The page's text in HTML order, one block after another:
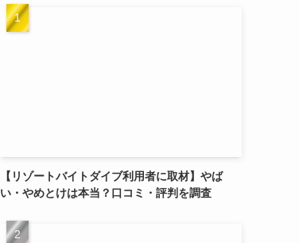
【リゾートバイトダイブ利用者に取材】やば
い・やめとけは本当？口コミ・評判を調査